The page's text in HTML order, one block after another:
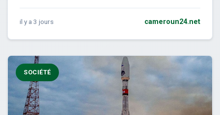
il y a 3 jours cameroun24.net
SOCIÉTÉ